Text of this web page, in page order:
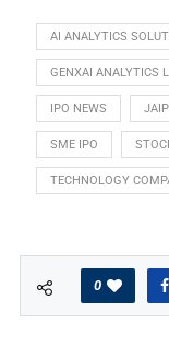
AI ANALYTICS
GENXAI ANALYTICS
IPO NEWS
SME IPO
TECHNOLOGY
0